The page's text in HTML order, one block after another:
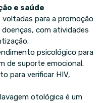
e saúde
voltadas para a promoção
com atividades
psicológico para
de suporte emocional.
para verificar HIV,
otológica é um